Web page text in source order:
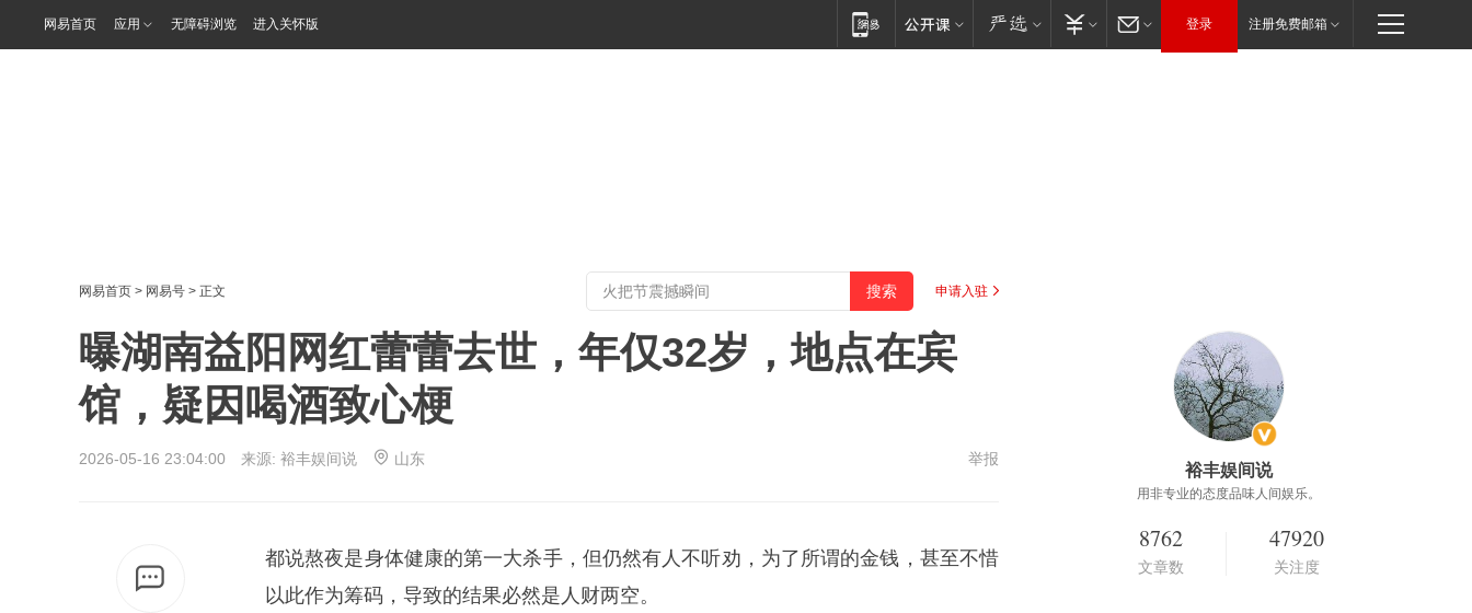
网易首页 应用 无障碍浏览 进入关怀版 登录 注册免费邮箱
网易首页 > 网易号 > 正文 申请入驻
曝湖南益阳网红蕾蕾去世，年仅32岁，地点在宾
馆，疑因喝酒致心梗
2026-05-16 23:04:00 来源: 裕丰娱间说 山东 举报
都说熬夜是身体健康的第一大杀手，但仍然有人不听劝，为了所谓的金钱，甚至不惜
以此作为筹码，导致的结果必然是人财两空。
裕丰娱间说
用非专业的态度品味人间娱乐。
8762
文章数
47920
关注度